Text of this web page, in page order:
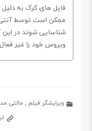
فایل های کرک به
ممکن است توسط
شناسایی شوند در
ویروس خود را غیر
ویرایشگر فیلم , مالتی